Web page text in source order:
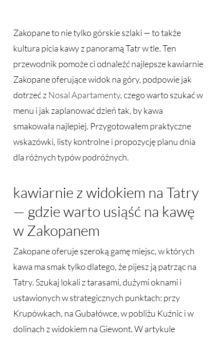
Zakopane to nie tylko górskie szlaki — to także
kultura picia kawy z panoramą Tatr w tle. Ten
przewodnik pomoże ci odnaleźć najlepsze kawiarnie
Zakopane oferujące widok na góry, podpowie jak
dotrzeć z Nosal Apartamenty, czego warto szukać w
menu i jak zaplanować dzień tak, by kawa
smakowała najlepiej. Przygotowałem praktyczne
wskazówki, listy kontrolne i propozycję planu dnia
dla różnych typów podróżnych.
kawiarnie z widokiem na Tatry
— gdzie warto usiąść na kawę
w Zakopanem
Zakopane oferuje szeroką gamę miejsc, w których
kawa ma smak tylko dlatego, że pijesz ją patrząc na
Tatry. Szukaj lokali z tarasami, dużymi oknami i
ustawionych w strategicznych punktach: przy
Krupówkach, na Gubałówce, w pobliżu Kuźnic i w
dolinach z widokiem na Giewont. W artykule